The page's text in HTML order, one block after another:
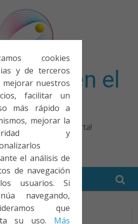
cookies
y de terceros
mejorar nuestros
facilitar un
más rápido a
mejorar la
y
el análisis de
de navegación
usuarios. Si
navegando,
que
su uso. Más
entra en el
solo el examen importa!